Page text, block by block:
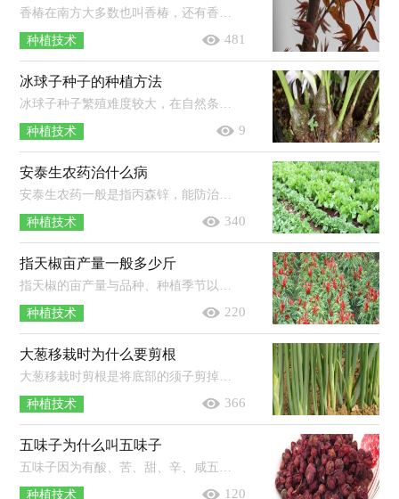
香椿在南方大多数也叫香椿，还有香椿芽、香桩头等。香椿为落叶乔木，原产于中国，分布于长江南北的广泛地区，果实是椭圆形蒴果，树体高大，是...
种植技术 481
冰球子种子的种植方法
冰球子种子繁殖难度较大，在自然条件下播种出芽率极低，所以一般不使用。冰球子可以用块茎进行种植，选择疏松透气、排水好的土壤，在春、...
种植技术 9
安泰生农药治什么病
安泰生农药一般是指丙森锌，能防治黄瓜霜霉病、大白菜霜霉病、番茄早疫病和晚疫病、芒果炭疽病，且对白粉病、锈病和葡萄孢属病菌引起...
种植技术 340
指天椒亩产量一般多少斤
种植技术 220
大葱移栽时为什么要剪根
种植技术 366
五味子为什么叫五味子
种植技术 120